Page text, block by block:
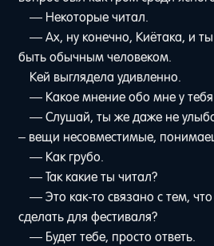
— Некоторые читал.
— Ах, ну конечно, Киётака, и
быть обычным человеком.
Кей выглядела удивленно.
— Какое мнение обо мне у
— Слушай, ты же даже не
– вещи несовместимые,
— Как грубо.
— Так какие ты читал?
— Это как-то связано с тем,
сделать для фестиваля?
— Будет тебе, просто ответь.